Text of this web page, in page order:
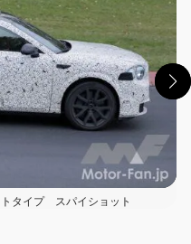
タイプ スパイショット